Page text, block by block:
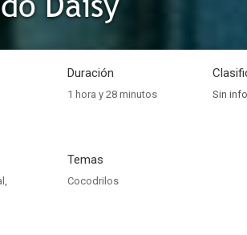
Duración
1 hora y 28 minutos Sin
,
Temas
Cocodrilos